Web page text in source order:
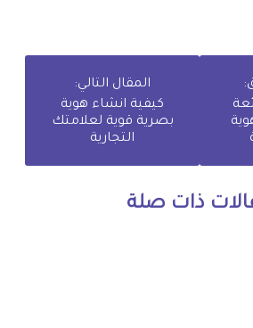
المقال التالي:
كيفية انشاء هوية
بصرية قوية لعلامتك
التجارية
ذات صلة